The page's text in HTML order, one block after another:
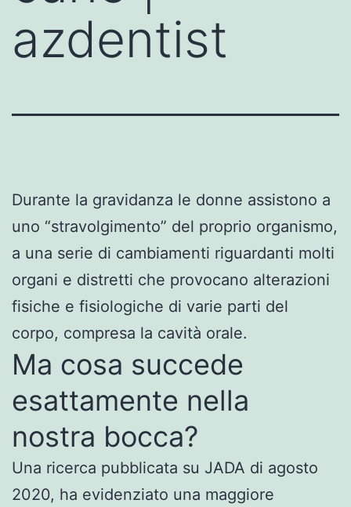
azdentist
Durante la gravidanza le donne assistono a
uno “stravolgimento” del proprio organismo,
a una serie di cambiamenti riguardanti molti
organi e distretti che provocano alterazioni
fisiche e fisiologiche di varie parti del
corpo, compresa la cavità orale.
Ma cosa succede
esattamente nella
nostra bocca?
Una ricerca pubblicata su JADA di agosto
2020, ha evidenziato una maggiore